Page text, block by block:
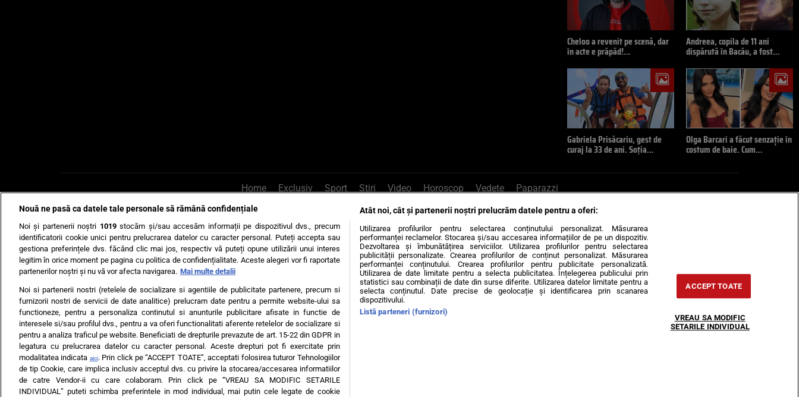
Cheloo a revenit pe scenă, dar
în acte e prăpăd!…
Andreea, copila de 11 ani
dispărută în Bacău, a fost…
Gabriela Prisăcariu, gest de
curaj la 33 de ani. Soția…
Olga Barcari a făcut senzație în
costum de baie. Cum…
Home Exclusiv Sport Știri Video Horoscop Vedete Paparazzi
AI UN PONT? Scrie-ne pe Whatsapp, sună la 0741226226 sau trimite mail la pont@cancan.ro
Știri interne Știri externe Politică
Ultimele stiri Diete Insula Iubirii Dictionar de vise LIFE STYLE Horoscop
Echipa editorială Termeni si condiții Politica de confidențialitate
Nouă ne pasă ca datele tale personale să rămână confidențiale
Noi și partenerii noștri 1019stocăm și/sau accesăm informații pe dispozitivul dvs., precum
identificatorii cookie unici pentru prelucrarea datelor cu caracter personal. Puteți accepta sau
gestiona preferințele dvs. făcând clic mai jos, respectiv vă puteți opune utilizării unui interes
legitim în orice moment pe pagina cu politica de confidențialitate. Aceste alegeri vor fi raportate
partenerilor noștri și nu vă vor afecta navigarea. Mai multe detalii
Noi si partenerii nostri (retelele de socializare si agentiile de publicitate partenere, precum si
furnizorii nostri de servicii de date analitice) prelucram date pentru a permite website-ului sa
functioneze, pentru a personaliza continutul si anunturile publicitare afisate in functie de
interesele si/sau profilul dvs., pentru a va oferi functionalitati aferente retelelor de socializare si
pentru a analiza traficul pe website. Beneficiati de drepturile prevazute de art. 15-22 din GDPR in
legatura cu prelucrarea datelor cu caracter personal. Aceste drepturi pot fi exercitate prin
modalitatea indicata aici. Prin click pe “ACCEPT TOATE”, acceptati folosirea tuturor Tehnologiilor
de tip Cookie, care implica inclusiv acceptul dvs. cu privire la stocarea/accesarea informatiilor
de catre Vendor-ii cu care colaboram. Prin click pe “VREAU SA MODIFIC SETARILE
INDIVIDUAL” puteti schimba preferintele in mod individual, mai putin cele legate de cookie
Atât noi, cât și partenerii noștri prelucrăm datele pentru a oferi:
Utilizarea profilurilor pentru selectarea conținutului personalizat. Măsurarea
performanței reclamelor. Stocarea și/sau accesarea informațiilor de pe un dispozitiv.
Dezvoltarea și îmbunătățirea serviciilor. Utilizarea profilurilor pentru selectarea
publicității personalizate. Crearea profilurilor de conținut personalizat. Măsurarea
performanței conținutului. Crearea profilurilor pentru publicitate personalizată.
Utilizarea de date limitate pentru a selecta publicitatea. Înțelegerea publicului prin
statistici sau combinații de date din surse diferite. Utilizarea datelor limitate pentru a
selecta conținutul. Date precise de geolocație și identificarea prin scanarea
dispozitivului.
Listă parteneri (furnizori)
ACCEPT TOATE
VREAU SA MODIFIC
SETARILE INDIVIDUAL